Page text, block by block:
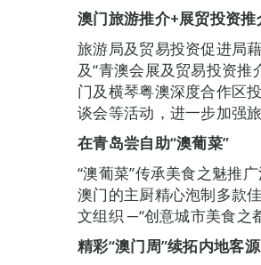
澳门旅游推介+展贸投资推
旅游局及贸易投资促进局
及“青澳会展及贸易投资
门及横琴粤澳深度合作区
谈会等活动，进一步加强
在青岛尝自助“澳葡菜”
“澳葡菜”传承美食之魅推
澳门的主厨精心泡制多款
文组织 ─“创意城市美食之
精彩“澳门周”续拓内地客源